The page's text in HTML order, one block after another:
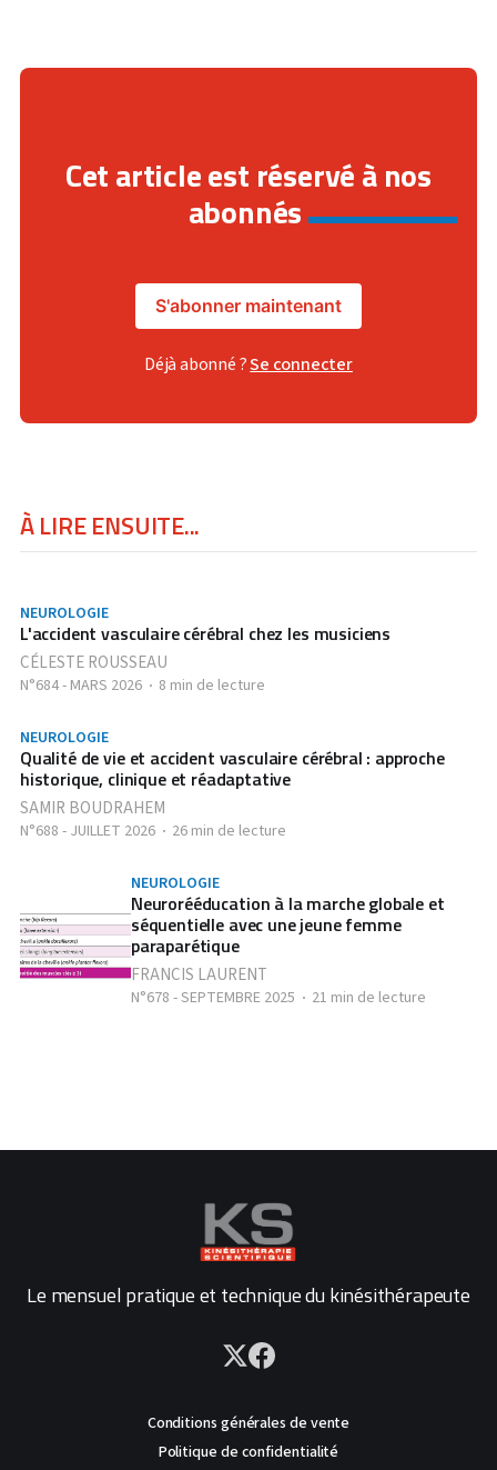
Cet article est réservé à nos
abonnés
S'abonner maintenant
Déjà abonné ?Se connecter
À LIRE ENSUITE...
NEUROLOGIE
L'accident vasculaire cérébral chez les musiciens
CÉLESTE ROUSSEAU
N°684 - MARS 2026 8 min de lecture
NEUROLOGIE
Qualité de vie et accident vasculaire cérébral : approche
historique, clinique et réadaptative
SAMIR BOUDRAHEM
N°688 - JUILLET 2026 26 min de lecture
NEUROLOGIE
Neurorééducation à la marche globale et
séquentielle avec une jeune femme
paraparétique
FRANCIS LAURENT
N°678 - SEPTEMBRE 2025 21 min de lecture
Le mensuel pratique et technique du kinésithérapeute
Conditions générales de vente
Politique de confidentialité